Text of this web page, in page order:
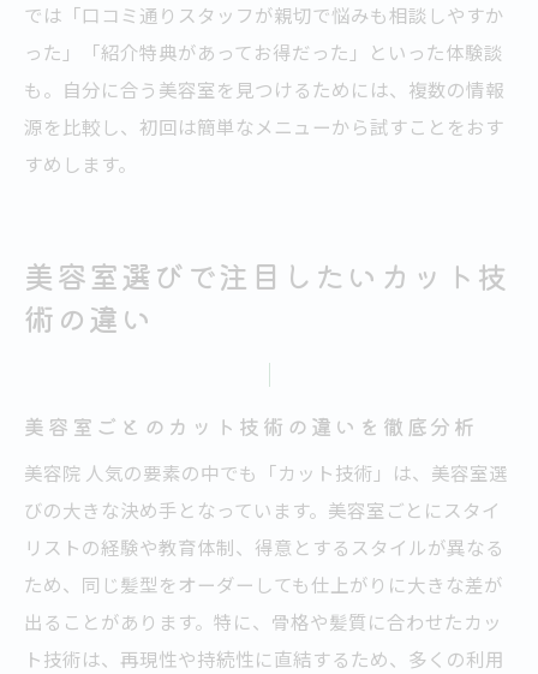
では「口コミ通りスタッフが親切で悩みも相談しやすか
った」「紹介特典があってお得だった」といった体験談
も。自分に合う美容室を見つけるためには、複数の情報
源を比較し、初回は簡単なメニューから試すことをおす
すめします。
美容室選びで注目したいカット技
術の違い
美容室ごとのカット技術の違いを徹底分析
美容院 人気の要素の中でも「カット技術」は、美容室選
びの大きな決め手となっています。美容室ごとにスタイ
リストの経験や教育体制、得意とするスタイルが異なる
ため、同じ髪型をオーダーしても仕上がりに大きな差が
出ることがあります。特に、骨格や髪質に合わせたカッ
ト技術は、再現性や持続性に直結するため、多くの利用